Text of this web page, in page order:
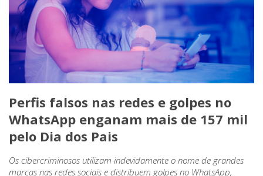
Perfis falsos nas redes e golpes no
WhatsApp enganam mais de 157 mil
pelo Dia dos Pais
Os cibercriminosos utilizam indevidamente o nome de grandes
marcas nas redes sociais e distribuem golpes no WhatsApp,